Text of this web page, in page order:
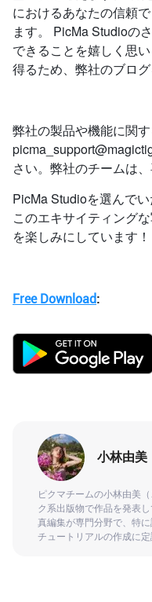
におけるあなたの信頼
ます。 PicMa Studioの
できることを嬉しく思
得るため、弊社のブロ
弊社の製品や機能に関
さい。弊社のチームは
PicMa Studioを選んで
このエキサイティング
を楽しみにしています！
Free Download:
小林由美
ピクマチームの小林由美
ク系出版物で作品を発表
真編集が専門分野で、特
チュートリアルの作成に定